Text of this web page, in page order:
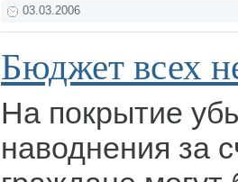
03.03.2006
Бюджет всех
На покрытие
наводнения за